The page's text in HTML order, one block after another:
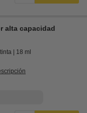
alta capacidad
18 ml